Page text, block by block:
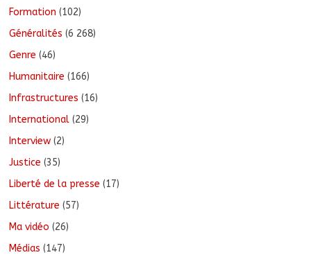
Formation (102)
Généralités (6 268)
Genre (46)
Humanitaire (166)
Infrastructures (16)
International (29)
Interview (2)
Justice (35)
Liberté de la presse (17)
Littérature (57)
Ma vidéo (26)
Médias (147)